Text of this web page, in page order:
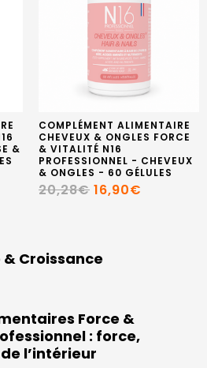
&
COMPLÉMENT ALIMENTAIRE
CHEVEUX & ONGLES FORCE
& VITALITÉ N16
PROFESSIONNEL - CHEVEUX
& ONGLES - 60 GÉLULES
20,28€ 16,90€
& Croissance
Force &
: force,
l’intérieur